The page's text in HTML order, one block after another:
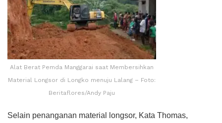
Alat Berat Pemda Manggarai saat Membersihkan
Material Longsor di Longko menuju Lalang – Foto:
Beritaflores/Andy Paju
Selain penanganan material longsor, Kata Thomas,